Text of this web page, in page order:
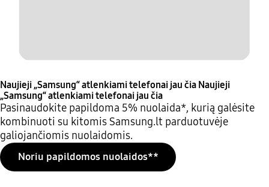
Naujieji „Samsung“ atlenkiami telefonai jau čia Naujieji
„Samsung“ atlenkiami telefonai jau čia
Pasinaudokite papildoma 5% nuolaida*, kurią galėsite
kombinuoti su kitomis Samsung.lt parduotuvėje
galiojančiomis nuolaidomis.
Noriu papildomos nuolaidos**